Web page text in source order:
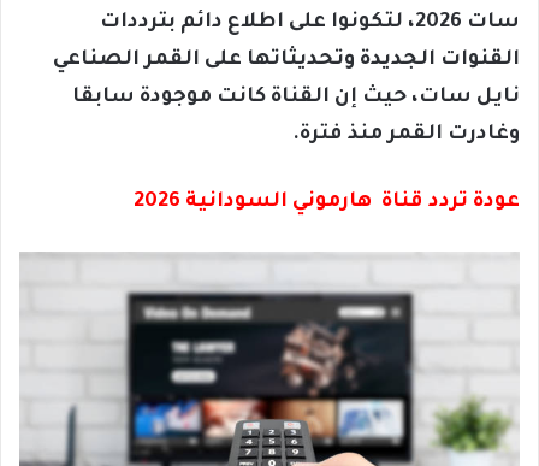
سات 2026، لتكونوا على اطلاع دائم بترددات
القنوات الجديدة وتحديثاتها على القمر الصناعي
نايل سات، حيث إن القناة كانت موجودة سابقا
وغادرت القمر منذ فترة.
عودة تردد قناة هارموني السودانية 2026